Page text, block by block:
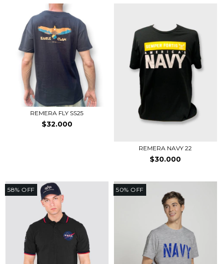
REMERA FLY SS25
$32.000
REMERA NAVY 22
$30.000
58% OFF 50% OFF